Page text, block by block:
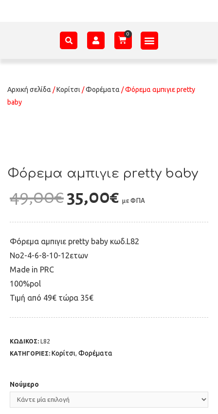
Αρχική σελίδα /Κορίτσι /Φορέματα / Φόρεμα αμπιγιε pretty
baby
Φόρεμα αμπιγιε pretty baby
49,00€35,00€ με ΦΠΑ
Φόρεμα αμπιγιε pretty baby κωδ.L82
No2-4-6-8-10-12ετων
Μade in PRC
100%pol
Τιμή από 49€ τώρα 35€
ΚΩΔΙΚΟΣ: L82
ΚΑΤΗΓΟΡΙΕΣ: Κορίτσι, Φορέματα
Νούμερο